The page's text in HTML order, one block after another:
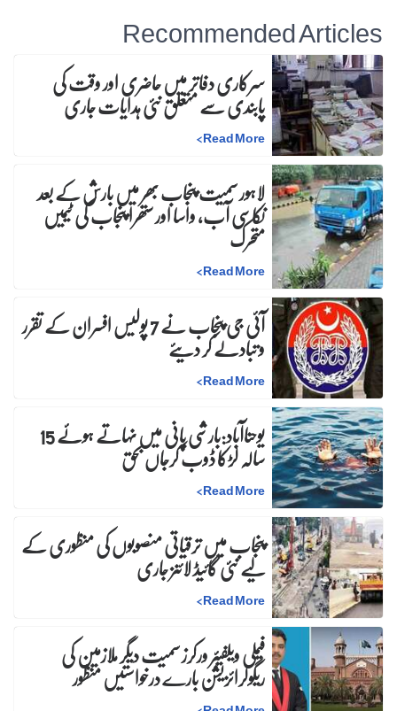
Recommended Articles
سرکاری دفاتر میں حاضری اور وقت کی
پابندی سے متعلق نئی ہدایات جاری
Read More
>
لاہور سمیت پنجاب بھر میں بارش کے بعد
نکاسی آب، واسا اور ستھرا پنجاب کی ٹیمیں
متحرک
Read More
>
آئی جی پنجاب نے 7 پولیس افسران کے تقرر و تبادلے کر دیئے
Read More
>
یوحناآباد:بارشی پانی میں نہاتے ہوئے 15 سالہ لڑکا ڈوب کرجاں بحق
Read More
>
پنجاب میں ترقیاتی منصوبوں کی منظوری کے
لیے نئی گائیڈ لائنز جاری
Read More
>
فیملی ویلفیئر ورکرز سمیت دیگر ملازمین کی
ریگولرائزیشن بارے درخواستیں منظور